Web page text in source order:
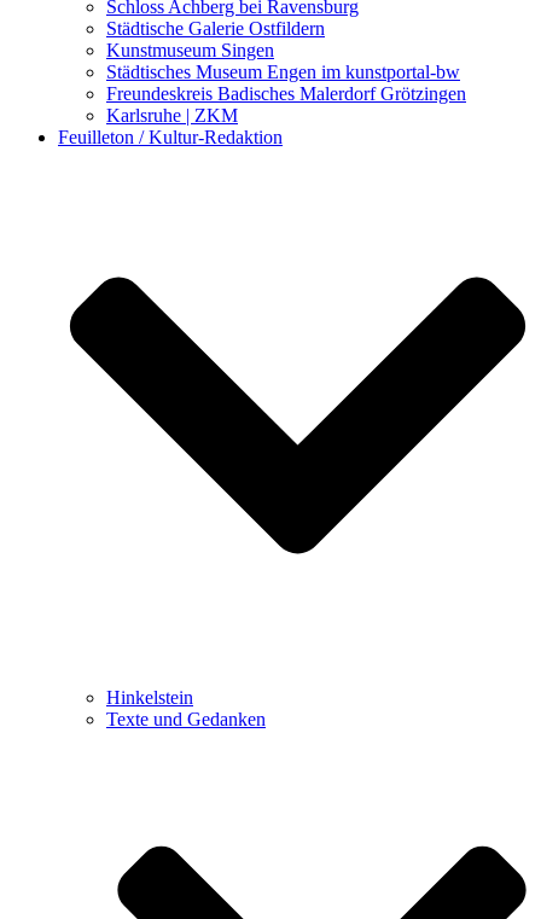
Schloss Achberg bei Ravensburg
Städtische Galerie Ostfildern
Kunstmuseum Singen
Städtisches Museum Engen im kunstportal-bw
Freundeskreis Badisches Malerdorf Grötzingen
Karlsruhe | ZKM
Feuilleton / Kultur-Redaktion
Hinkelstein
Texte und Gedanken